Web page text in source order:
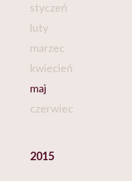
styczeń
luty
marzec
kwiecień
maj
czerwiec
2015